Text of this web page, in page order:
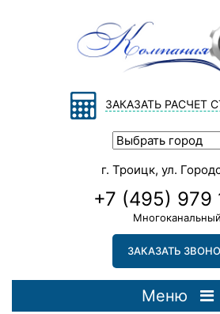
ЗАКАЗАТЬ РАСЧЕТ
г. Троицк, ул.
+7 (495) 979
Многоканальный
ЗАКАЗАТЬ
Меню